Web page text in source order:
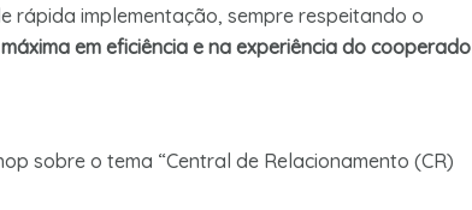
rápida implementação, sempre respeitando o
em eficiência e na experiência do cooperado
sobre o tema “Central de Relacionamento (CR)